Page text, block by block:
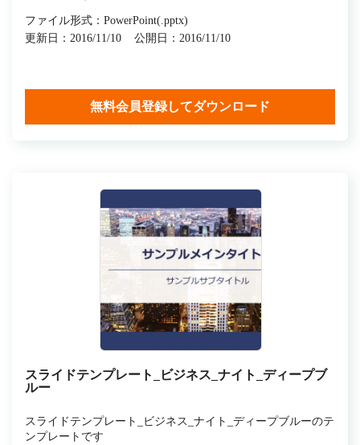
ファイル形式：PowerPoint(.pptx)
更新日：2016/11/10
公開日：2016/11/10
無料会員登録してダウンロード
スライドテンプレート_ビジネス_ナイト_ディープブ
ルー
スライドテンプレート_ビジネス_ナイト_ディープブルーのテ
ンプレートです